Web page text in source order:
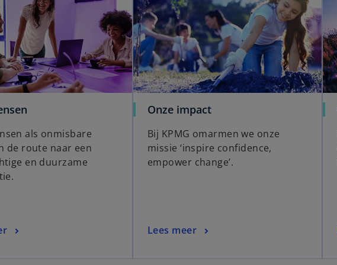
als onmisbare
de route naar een
en duurzame
Onze impact
Bij KPMG omarmen we onze
missie ‘inspire confidence,
empower change’.
Lees meer